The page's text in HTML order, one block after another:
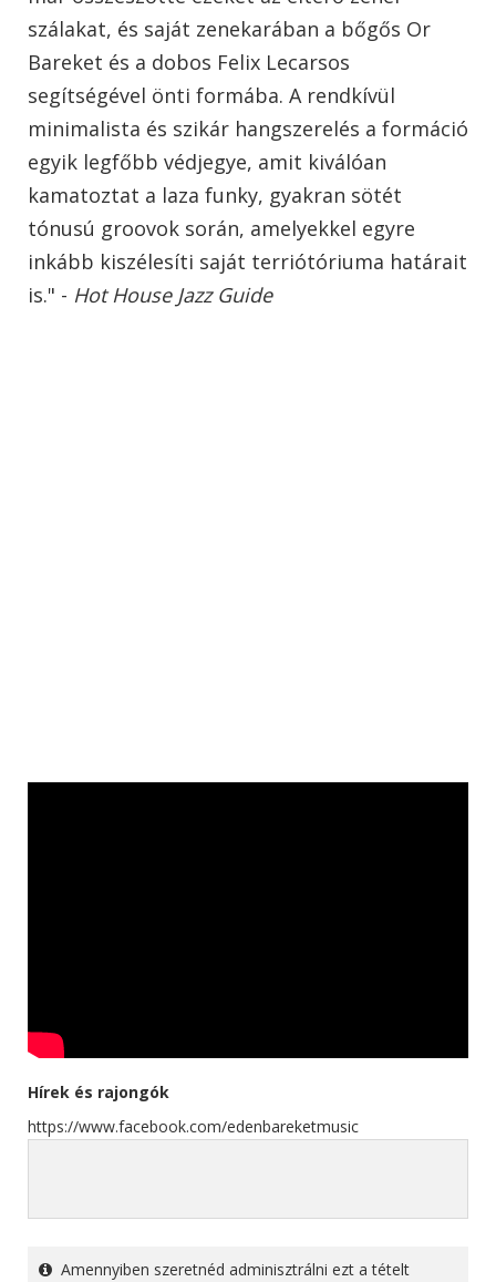
szálakat, és saját zenekarában a bőgős Or
Bareket és a dobos Felix Lecarsos
segítségével önti formába. A rendkívül
minimalista és szikár hangszerelés a formáció
egyik legfőbb védjegye, amit kiválóan
kamatoztat a laza funky, gyakran sötét
tónusú groovok során, amelyekkel egyre
inkább kiszélesíti saját terriótóriuma határait
is." - Hot House Jazz Guide
Hírek és rajongók
https://www.facebook.com/edenbareketmusic
Amennyiben szeretnéd adminisztrálni ezt a tételt